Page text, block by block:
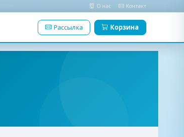
О нас Контакт
Рассылка Корзина